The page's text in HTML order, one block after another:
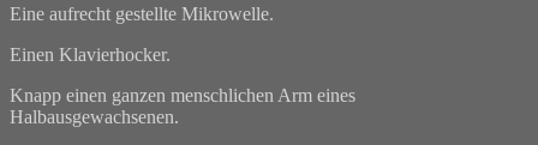
Eine aufrecht gestellte Mikrowelle.
Einen Klavierhocker.
Knapp einen ganzen menschlichen Arm eines
Halbausgewachsenen.